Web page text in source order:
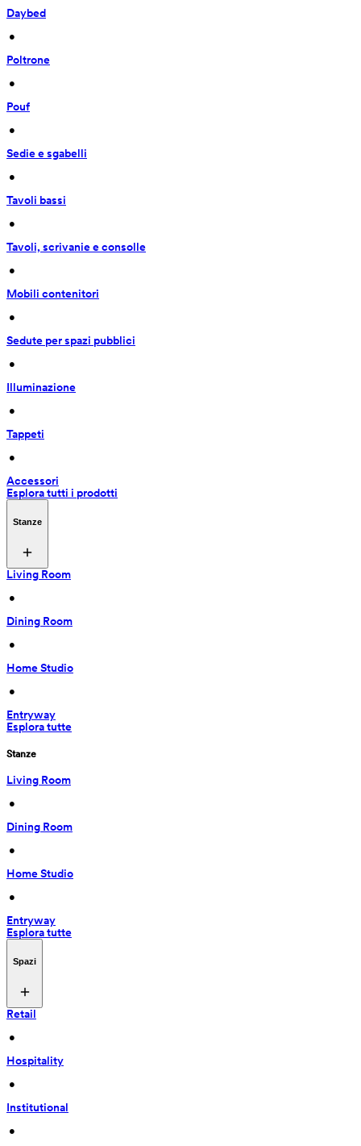
Daybed
•
Poltrone
•
Pouf
•
Sedie e sgabelli
•
Tavoli bassi
•
Tavoli, scrivanie e consolle
•
Mobili contenitori
•
Sedute per spazi pubblici
•
Illuminazione
•
Tappeti
•
Accessori
Esplora tutti i prodotti
Stanze
Living Room
•
Dining Room
•
Home Studio
•
Entryway
Esplora tutte
Stanze
Living Room
•
Dining Room
•
Home Studio
•
Entryway
Esplora tutte
Spazi
Retail
•
Hospitality
•
Institutional
•